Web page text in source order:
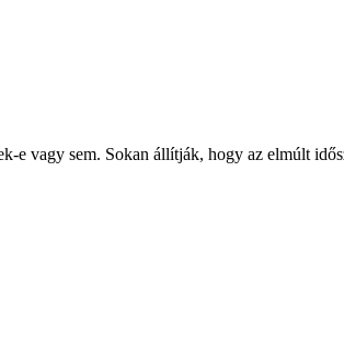
e vagy sem. Sokan állítják, hogy az elmúlt